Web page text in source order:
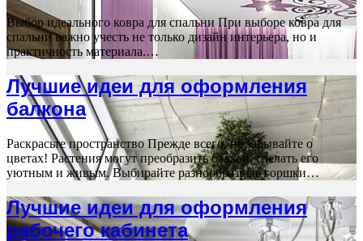
Выбор идеального ковра для спальни При выборе ковра для
спальни важно учесть не только дизайн интерьера, но и
практичность материала.…
Лучшие идеи для оформления
балкона
Раскрасьте пространство Прежде всего, не забывайте о
цветах! Растения могут преобразить балкон, сделать его
уютным и живым. Выбирайте разнообразные горшки…
Лучшие идеи для оформления
рабочего кабинета